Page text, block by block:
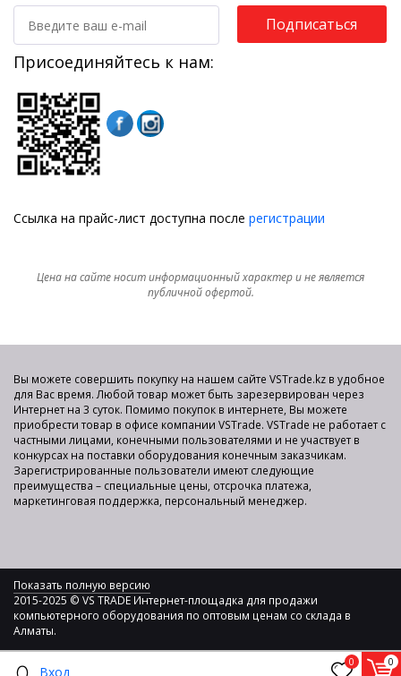
Вход
0 0
Подписаться
Присоединяйтесь к нам:
Ссылка на прайс-лист доступна после регистрации
Цена на сайте носит информационный характер и не является
публичной офертой.
Вы можете совершить покупку на нашем сайте VSTrade.kz в удобное
для Вас время. Любой товар может быть зарезервирован через
Интернет на 3 суток. Помимо покупок в интернете, Вы можете
приобрести товар в офисе компании VSTrade. VSTrade не работает с
частными лицами, конечными пользователями и не участвует в
конкурсах на поставки оборудования конечным заказчикам.
Зарегистрированные пользователи имеют следующие
преимущества – специальные цены, отсрочка платежа,
маркетинговая поддержка, персональный менеджер.
Показать полную версию
2015-2025 © VS TRADE Интернет-площадка для продажи
компьютерного оборудования по оптовым ценам со склада в
Алматы.